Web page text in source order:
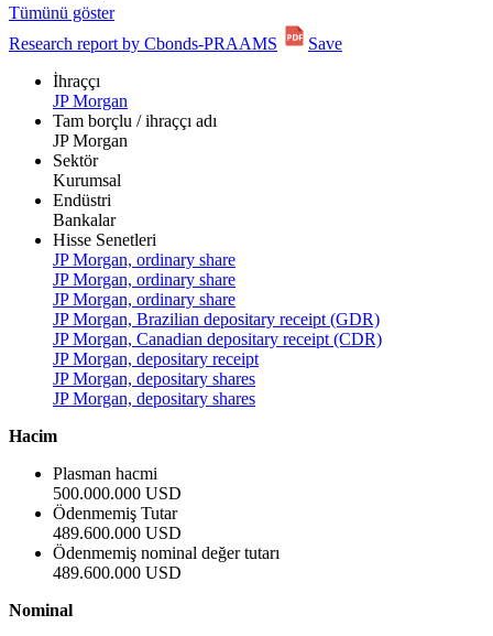
Tümünü göster
Research report by Cbonds-PRAAMS
Save
İhraççı
JP Morgan
Tam borçlu / ihraççı adı
JP Morgan
Sektör
Kurumsal
Endüstri
Bankalar
Hisse Senetleri
JP Morgan, ordinary share
JP Morgan, ordinary share
JP Morgan, ordinary share
JP Morgan, Brazilian depositary receipt (GDR)
JP Morgan, Canadian depositary receipt (CDR)
JP Morgan, depositary receipt
JP Morgan, depositary shares
JP Morgan, depositary shares
Hacim
Plasman hacmi
500.000.000 USD
Ödenmemiş Tutar
489.600.000 USD
Ödenmemiş nominal değer tutarı
489.600.000 USD
Nominal